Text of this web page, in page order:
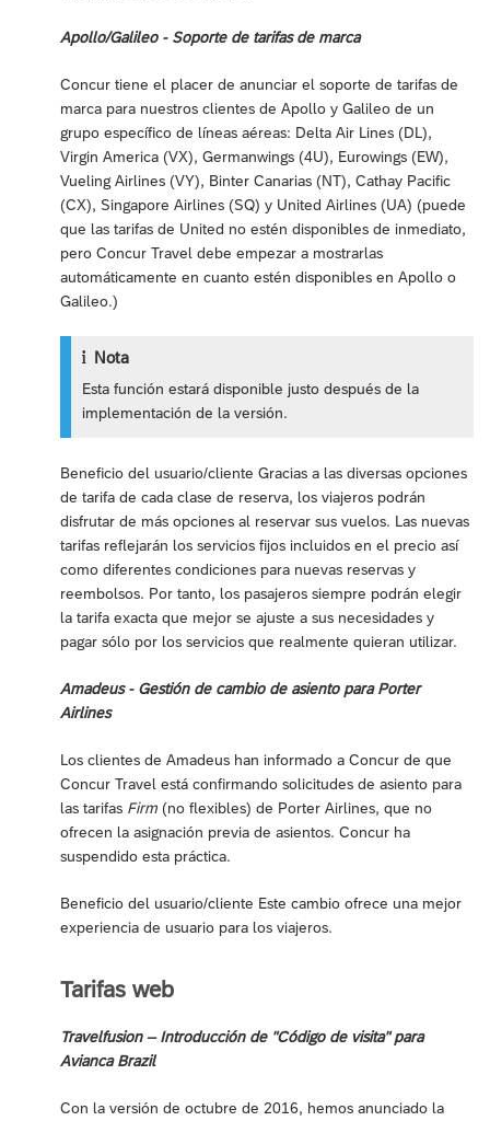
Apollo/Galileo - Soporte de tarifas de marca
Concur tiene el placer de anunciar el soporte de tarifas de
marca para nuestros clientes de Apollo y Galileo de un
grupo específico de líneas aéreas: Delta Air Lines (DL),
Virgin America (VX), Germanwings (4U), Eurowings (EW),
Vueling Airlines (VY), Binter Canarias (NT), Cathay Pacific
(CX), Singapore Airlines (SQ) y United Airlines (UA) (puede
que las tarifas de United no estén disponibles de inmediato,
pero Concur Travel debe empezar a mostrarlas
automáticamente en cuanto estén disponibles en Apollo o
Galileo.)
Nota
Esta función estará disponible justo después de la
implementación de la versión.
Beneficio del usuario/cliente Gracias a las diversas opciones
de tarifa de cada clase de reserva, los viajeros podrán
disfrutar de más opciones al reservar sus vuelos. Las nuevas
tarifas reflejarán los servicios fijos incluidos en el precio así
como diferentes condiciones para nuevas reservas y
reembolsos. Por tanto, los pasajeros siempre podrán elegir
la tarifa exacta que mejor se ajuste a sus necesidades y
pagar sólo por los servicios que realmente quieran utilizar.
Amadeus - Gestión de cambio de asiento para Porter
Airlines
Los clientes de Amadeus han informado a Concur de que
Concur Travel está confirmando solicitudes de asiento para
las tarifas Firm (no flexibles) de Porter Airlines, que no
ofrecen la asignación previa de asientos. Concur ha
suspendido esta práctica.
Beneficio del usuario/cliente Este cambio ofrece una mejor
experiencia de usuario para los viajeros.
Tarifas web
Travelfusion – Introducción de "Código de visita" para
Avianca Brazil
Con la versión de octubre de 2016, hemos anunciado la